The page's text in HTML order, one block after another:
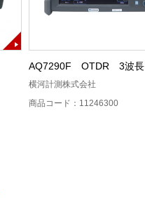
AQ7290F OTDR 3波長
横河計測株式会社
商品コード：11246300